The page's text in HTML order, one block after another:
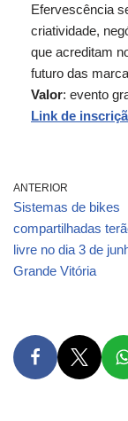
Efervescência
criatividade,
que acreditam
futuro das
Valor: evento
Link de
ANTERIOR
Sistemas de bikes
compartilhadas
livre no dia 3 de
Grande Vitória